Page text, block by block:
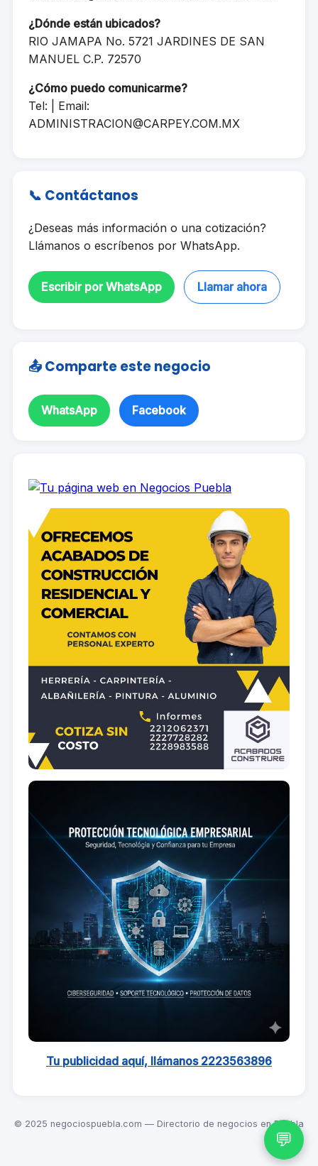
¿Dónde están ubicados?
RIO JAMAPA No. 5721 JARDINES DE SAN
MANUEL C.P. 72570
¿Cómo puedo comunicarme?
Tel: | Email:
ADMINISTRACION@CARPEY.COM.MX
📞 Contáctanos
¿Deseas más información o una cotización?
Llámanos o escríbenos por WhatsApp.
Escribir por WhatsApp Llamar ahora
📤 Comparte este negocio
WhatsApp Facebook
Tu publicidad aquí, llámanos 2223563896
© 2025 negociospuebla.com — Directorio de negocios en Puebla
💬